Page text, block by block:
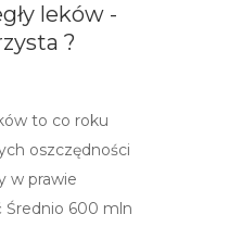
leków -
?
to co roku
oszczędności
w prawie
Średnio 600 mln